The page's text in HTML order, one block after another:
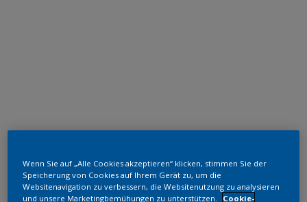
RAL 7004 HR
SL804G
Wenn Sie auf „Alle Cookies akzeptieren“ klicken, stimmen Sie der
Speicherung von Cookies auf Ihrem Gerät zu, um die
Websitenavigation zu verbessern, die Websitenutzung zu analysieren
und unsere Marketingbemühungen zu unterstützen.
Cookie-